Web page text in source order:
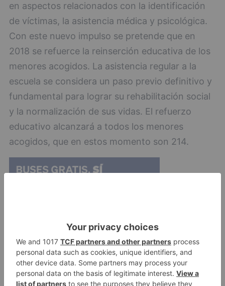
en aspectos relacionados con la identificación
de víctimas, la asistencia médica y psicológica.
Con este nuevo impulso se pretende que en
2018 se refuerce la reinserción educativa de los
menores acogidos. La asistencia regular a la
escuela se considera un paso previo definitivo y
fundamental para lograr su rehabilitación social
y la normalización de sus vidas. El refuerzo
educativo alcanzará a todos los menores
acogidos, que en estos momento son 214.